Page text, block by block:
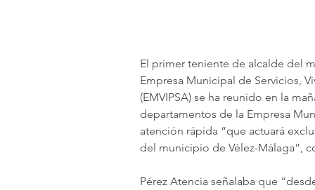
El primer teniente de alcalde del
Empresa Municipal de Servicios,
(EMVIPSA) se ha reunido en la
departamentos de la Empresa
atención rápida “que actuará
del municipio de Vélez-Málaga”,
Pérez Atencia señalaba que